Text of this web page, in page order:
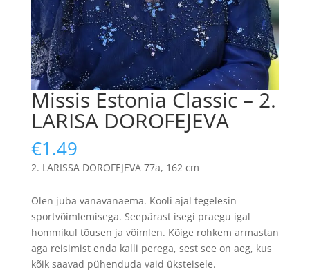
Missis Estonia Classic – 2.
LARISA DOROFEJEVA
€1.49
LARISSA DOROFEJEVA 77a, 162 cm
Olen juba vanavanaema. Kooli ajal tegelesin
sportvõimlemisega. Seepärast isegi praegu igal
hommikul tõusen ja võimlen. Kõige rohkem armastan
aga reisimist enda kalli perega, sest see on aeg, kus
kõik saavad pühenduda vaid üksteisele.